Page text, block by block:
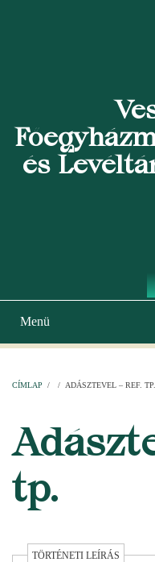
és
Main
navigation
Menü
CÍMLAP / / ADÁSZTEVEL – REF. TP.
tp.
TÖRTÉNETI LEÍRÁS